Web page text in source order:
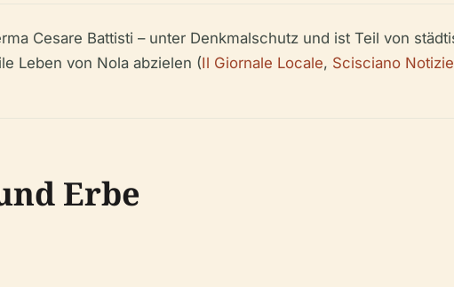
Cesare Battisti – unter Denkmalschutz und ist Teil von
Leben von Nola abzielen (Il Giornale Locale, Scisciano Notizie
Erbe